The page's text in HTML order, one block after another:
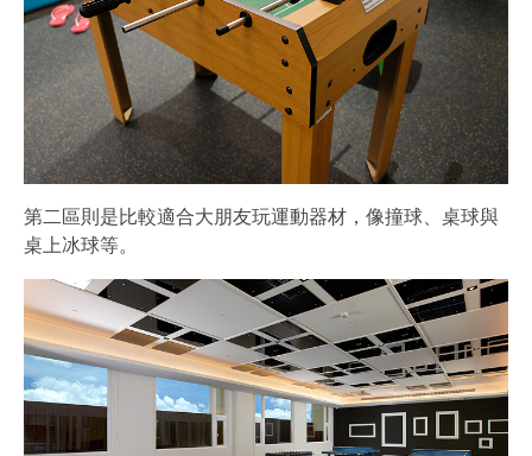
第二區則是比較適合大朋友玩運動器材，像撞球、桌球與
桌上冰球等。